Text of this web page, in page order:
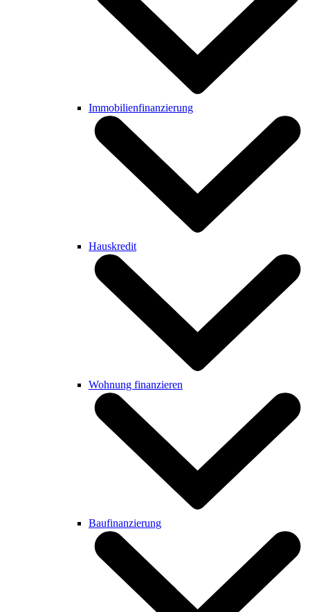
Immobilienfinanzierung
Hauskredit
Wohnung finanzieren
Baufinanzierung